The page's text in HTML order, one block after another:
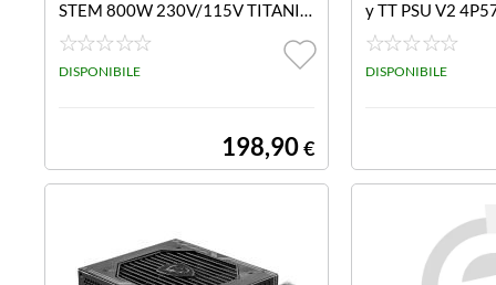
STEM 800W 230V/115V TITANIU
M CRPS HOT-SWAP POWER SUP
PLY V1.4
DISPONIBILE
198,90€
y TT PSU V2
SYSTEM 750W
HOT-SWAP
DISPONIBILE